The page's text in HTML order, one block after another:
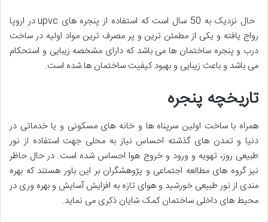
حال نزدیک به 50 سال است که استفاده از پنجره های upvc در اروپا
رواج یافته و یکی از مطمئن ترین و پر مصرف ترین مواد اولیه در ساخت
درب و پنجره ساختمان ها می باشد که دارای مشخصه زیبایی و استحکام
می باشد و باعث زیبایی و بهبود کیفیت ساختمان ها شده است.
تاریخچه پنجره
همراه با ساخت اولین سرپناه ها و خانه های مسکونی و یا خدماتی در
دنیا و تمدن های گذشته احساس نیاز به محلی جهت استفاده از نور
طبیعی روز، تهویه و ورود و خروج هوا احساس شده است. در حال حاظر
نیز گروه های مطالعه اجتماعی و پژوهشگران بر این باور هستند که بهره
مندی از نور طبیعی خورشید و هوای تازه به افزایش آسایش و بهره وری در
محیط های داخلی ساختمان کمک شایان ذکری می نماید.